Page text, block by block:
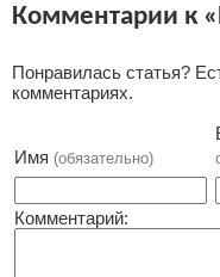
Комментарии к
Понравилась статья?
комментариях.
Имя (обязательно)
Комментарий: